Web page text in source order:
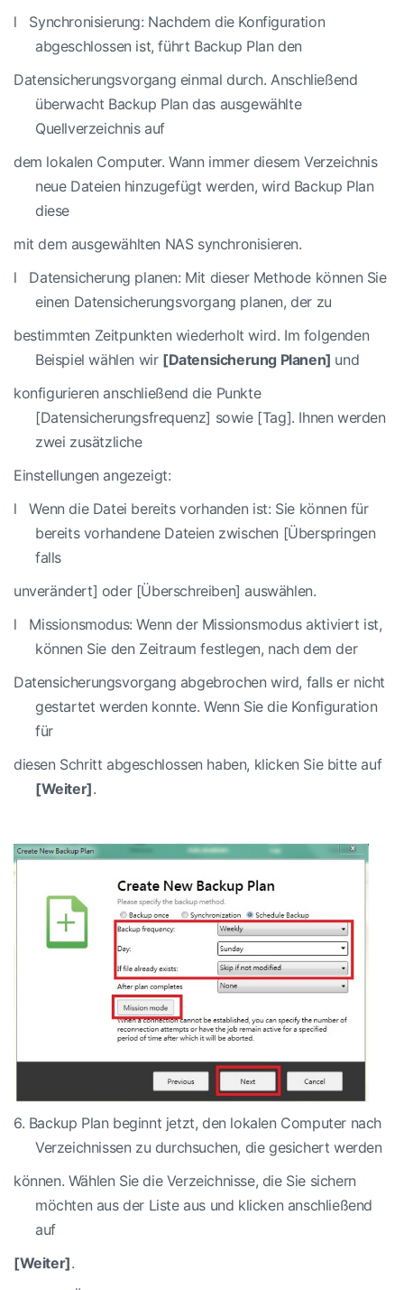
l Synchronisierung: Nachdem die Konfiguration
abgeschlossen ist, führt Backup Plan den
Datensicherungsvorgang einmal durch. Anschließend
überwacht Backup Plan das ausgewählte
Quellverzeichnis auf
dem lokalen Computer. Wann immer diesem Verzeichnis
neue Dateien hinzugefügt werden, wird Backup Plan
diese
mit dem ausgewählten NAS synchronisieren.
l Datensicherung planen: Mit dieser Methode können Sie
einen Datensicherungsvorgang planen, der zu
bestimmten Zeitpunkten wiederholt wird. Im folgenden
Beispiel wählen wir [Datensicherung Planen] und
konfigurieren anschließend die Punkte
[Datensicherungsfrequenz] sowie [Tag]. Ihnen werden
zwei zusätzliche
Einstellungen angezeigt:
lWenn die Datei bereits vorhanden ist: Sie können für
bereits vorhandene Dateien zwischen [Überspringen
falls
unverändert] oder [Überschreiben] auswählen.
l Missionsmodus: Wenn der Missionsmodus aktiviert ist,
können Sie den Zeitraum festlegen, nach dem der
Datensicherungsvorgang abgebrochen wird, falls er nicht
gestartet werden konnte.Wenn Sie die Konfiguration
für
diesen Schritt abgeschlossen haben, klicken Sie bitte auf
[Weiter].
6. Backup Plan beginnt jetzt, den lokalen Computer nach
Verzeichnissen zu durchsuchen, die gesichert werden
können. Wählen Sie die Verzeichnisse, die Sie sichern
möchten aus der Liste aus und klicken anschließend
auf
[Weiter].